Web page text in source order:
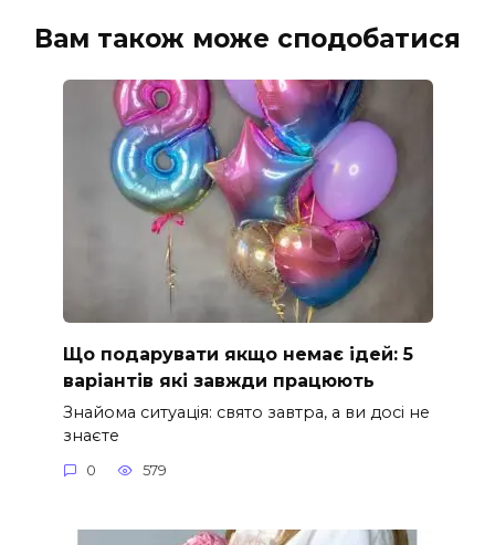
Вам також може сподобатися
Що подарувати якщо немає ідей: 5
варіантів які завжди працюють
Знайома ситуація: свято завтра, а ви досі не
знаєте
0 579